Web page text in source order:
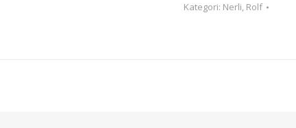
Kategori: Nerli, Rolf